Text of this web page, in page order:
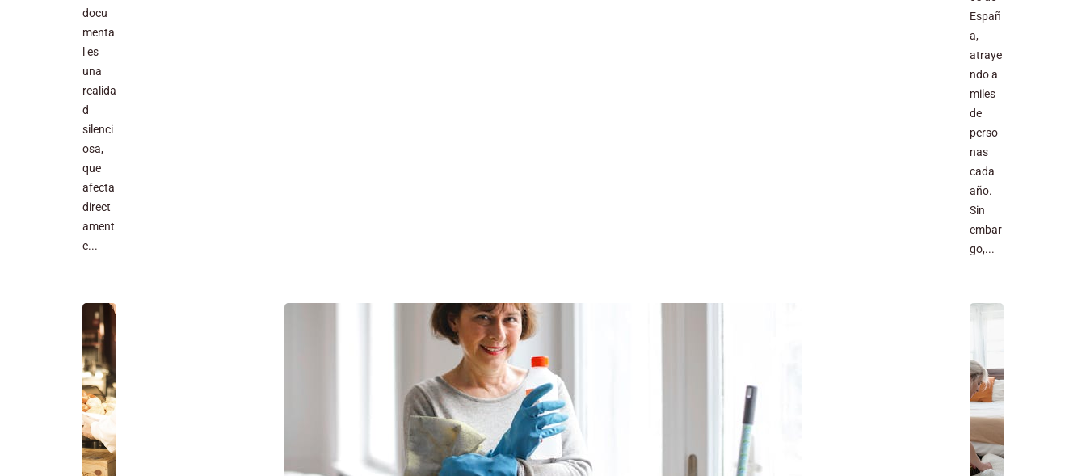
docu
menta
l es
una
realida
d
silenci
osa,
que
afecta
direct
ament
e...
Españ
a,
atraye
ndo a
miles
de
perso
nas
cada
año.
Sin
embar
go,...